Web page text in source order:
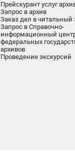
Прейскурант услуг
Запрос в архив
Заказ дел в читальный
Запрос в Справочно-
информационный
федеральных
архивов
Проведение экскурсий